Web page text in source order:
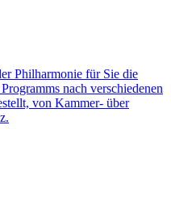
Philharmonie für Sie die
nach verschiedenen
von Kammer- über